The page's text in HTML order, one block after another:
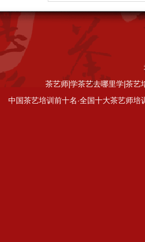
茶艺师|学茶艺去哪里学|茶艺
中国茶艺培训前十名·全国十大茶艺师培